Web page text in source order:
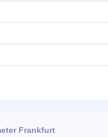
Frankfurt